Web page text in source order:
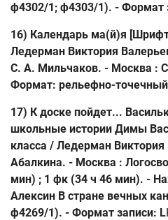
ф4302/1; ф4303/1). - Формат
16) Календарь ма(й)я
Ледерман Виктория
С. А. Мильчаков. - Москва :
Формат: рельефно-
17) К доске пойдет...
школьные истории Димы
класса / Ледерман
Абалкина. - Москва :
мин) ; 1 фк (34 ч 46 мин). -
Алексин В стране вечных
ф4269/1). - Формат записи: L